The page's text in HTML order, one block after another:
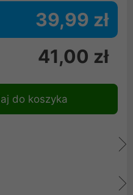
39,99 zł
41,00 zł
do koszyka